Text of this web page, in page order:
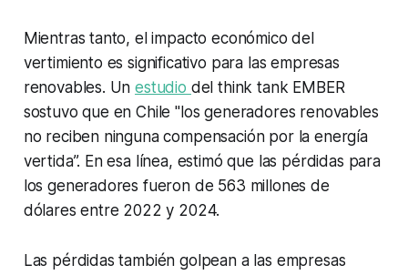
Mientras tanto, el impacto económico del
vertimiento es significativo para las empresas
renovables. Unestudio delthink tank EMBER
sostuvo que en Chile "los generadores renovables
no reciben ninguna compensación por la energía
vertida”. En esa línea, estimó que las pérdidas para
los generadores fueron de 563 millones de
dólares entre 2022 y 2024.
Las pérdidas también golpean a las empresas